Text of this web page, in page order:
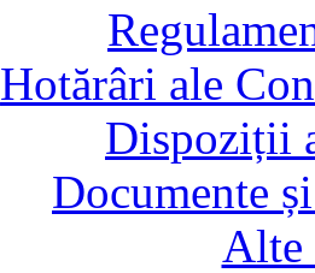
Hotărâri ale
Dispoziții
Documente
Alte